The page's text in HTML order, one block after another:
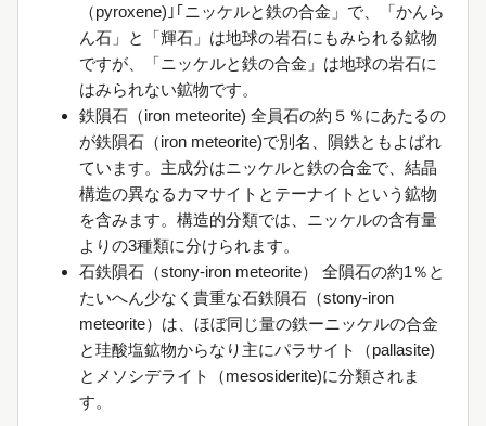
（pyroxene)｣｢ニッケルと鉄の合金」で、「かんら
ん石」と「輝石」は地球の岩石にもみられる鉱物
ですが、「ニッケルと鉄の合金」は地球の岩石に
はみられない鉱物です。
鉄隕石（iron meteorite) 全員石の約５％にあたるの
が鉄隕石（iron meteorite)で別名、隕鉄ともよばれ
ています。主成分はニッケルと鉄の合金で、結晶
構造の異なるカマサイトとテーナイトという鉱物
を含みます。構造的分類では、ニッケルの含有量
よりの3種類に分けられます。
石鉄隕石（stony-iron meteorite） 全隕石の約1％と
たいへん少なく貴重な石鉄隕石（stony-iron
meteorite）は、ほぼ同じ量の鉄ーニッケルの合金
と珪酸塩鉱物からなり主にパラサイト（pallasite)
とメソシデライト（mesosiderite)に分類されま
す。